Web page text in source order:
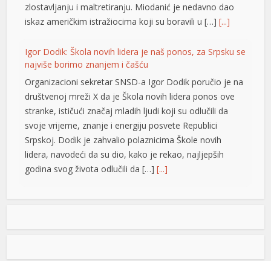
zlostavljanju i maltretiranju. Miodanić je nedavno dao
iskaz američkim istražiocima koji su boravili u […][...]
Igor Dodik: Škola novih lidera je naš ponos, za Srpsku se
najviše borimo znanjem i čašću
Organizacioni sekretar SNSD-a Igor Dodik poručio je na
društvenoj mreži X da je Škola novih lidera ponos ove
stranke, ističući značaj mladih ljudi koji su odlučili da
svoje vrijeme, znanje i energiju posvete Republici
Srpskoj. Dodik je zahvalio polaznicima Škole novih
lidera, navodeći da su dio, kako je rekao, najljepših
godina svog života odlučili da […][...]
Jedna zemlja drži gotovo četvrtinu ekonomije EU: Novi
Vrijednost bruto domaćeg proizvoda (BDP) Evropske
najveća ekonomija Unije i dalje je Njemačka, čiji je BDP